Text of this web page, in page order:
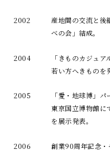
2002
産地間の交流と後
べの会」結成。
2004
「きものカジュア
若い方へきものを
2005
「愛・地球博」
東京国立博物館に
を展示発表。
2006
創業90周年記念